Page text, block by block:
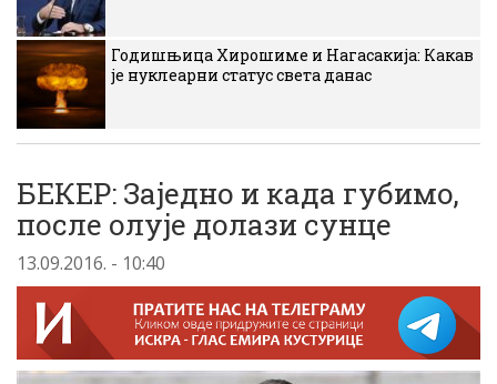
Годишњица Хирошиме и Нагасакија: Какав
је нуклеарни статус света данас
БЕКЕР: Заjедно и када губимо,
после олуjе долази сунце
13.09.2016. - 10:40